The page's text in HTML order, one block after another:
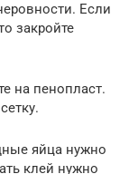
Если
закройте
на пенопласт.
яйца нужно
клей нужно